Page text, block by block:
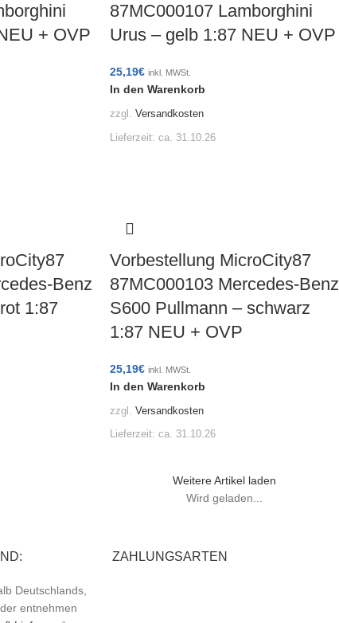
+ OVP
87MC000107 Lamborghini
Urus – gelb 1:87 NEU + OVP
25,19€ inkl. MWSt.
In den Warenkorb
zzgl. Versandkosten
Lieferzeit: ca. 31.10.26
Benz
1:87
Vorbestellung MicroCity87
87MC000103 Mercedes-Benz
S600 Pullmann – schwarz
1:87 NEU + OVP
25,19€ inkl. MWSt.
In den Warenkorb
zzgl. Versandkosten
Lieferzeit: ca. 31.10.26
Weitere Artikel laden
Wird geladen...
Deutschlands,
entnehmen
ZAHLUNGSARTEN